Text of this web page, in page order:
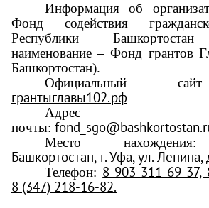
Информация об
Фонд содействия
Республики Башкортостан
наименование – Фонд грантов
Башкортостан).
Официальный
грантыглавы102.рф
Адрес
почты:
Место
Башкортостан, г. Уфа, ул. Ленина,
Телефон: 8-903-311-69-37,
8 (347) 218-16-82.